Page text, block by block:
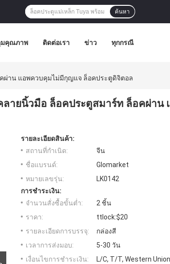
ค้นหา
มคุณภาพ ติดต่อเรา ข่าว ทุกกรณี
ผ่าน แอพควบคุมไม่มีกุญแจ ล็อคประตูดิจิตอล
ลายนิ้วมือ ล็อคประตูสมาร์ท ล็อคผ่าน
รายละเอียดสินค้า:
สถานที่กำเนิด:
จีน
ชื่อแบรนด์:
Glomarket
หมายเลขรุ่น:
LK0142
การชำระเงิน:
จำนวนสั่งซื้อขั้นต่ำ:
2 ชิ้น
ราคา:
ttlock:$20
รายละเอียดการบรรจุ:
กล่องสี
เวลาการส่งมอบ:
5-30 วัน
เงื่อนไขการชำระเงิน:
L/C, T/T, Western Union